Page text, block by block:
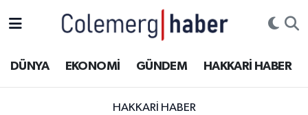
DÜNYA EKONOMİ GÜNDEM HAKKARİ HABER
HAKKARI HABER
ASAYİŞ
Hakkâri Hava Durumu